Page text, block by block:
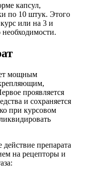
капсул,
по 10 штук. Этого
или на 3 и
мощным
проявляется
и сохраняется
при курсовом
препарата
на рецепторы и